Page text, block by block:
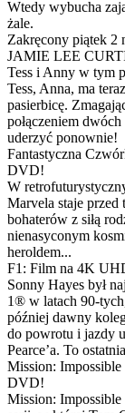
Wtedy wybucha
żale.
Zakręcony piątek
JAMIE LEE
Tess i Anny w tym
Tess, Anna, ma
pasierbicę.
połączeniem
uderzyć ponownie!
Fantastyczna
DVD!
W
Marvela staje
bohaterów z siłą
nienasyconym
heroldem...
F1: Film na 4K
Sonny Hayes był
1® w latach 90-
później dawny
do powrotu i jazdy
Pearce’a. To
Mission:
DVD!
Mission: